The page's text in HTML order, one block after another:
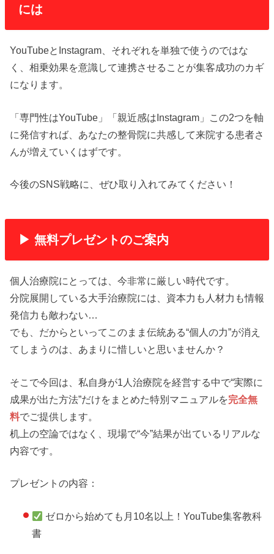
には
YouTubeとInstagram、それぞれを単独で使うのではな
く、相乗効果を意識して連携させることが集客成功のカギ
になります。
「専門性はYouTube」「親近感はInstagram」この2つを軸
に発信すれば、あなたの整骨院に共感して来院する患者さ
んが増えていくはずです。
今後のSNS戦略に、ぜひ取り入れてみてください！
▶ 無料プレゼントのご案内
個人治療院にとっては、今非常に厳しい時代です。
分院展開している大手治療院には、資本力も人材力も情報
発信力も敵わない…
でも、だからといってこのまま伝統ある“個人の力”が消え
てしまうのは、あまりに惜しいと思いませんか？
そこで今回は、私自身が1人治療院を経営する中で“実際に
成果が出た方法”だけをまとめた特別マニュアルを完全無
料でご提供します。
机上の空論ではなく、現場で“今”結果が出ているリアルな
内容です。
プレゼントの内容：
ゼロから始めても月10名以上！YouTube集客教科
書